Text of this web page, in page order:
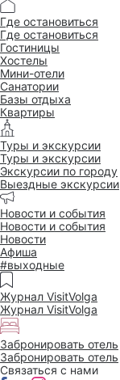
Где остановиться
Где остановиться
Гостиницы
Хостелы
Мини-отели
Санатории
Базы отдыха
Квартиры
Туры и экскурсии
Туры и экскурсии
Экскурсии по городу
Выездные экскурсии
Новости и события
Новости и события
Новости
Афиша
#выходные
Журнал VisitVolga
Журнал VisitVolga
Забронировать отель
Забронировать отель
Связаться с нами